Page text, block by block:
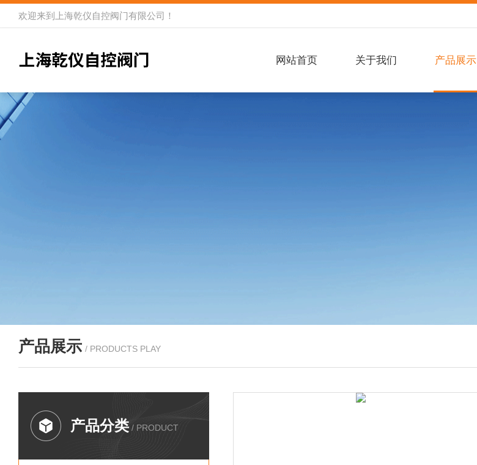
欢迎来到 上海乾仪自控阀门有限公司 ！
网站首页 关于我们 产品展示
产品展示 / PRODUCTS PLAY
产品分类 / PRODUCT